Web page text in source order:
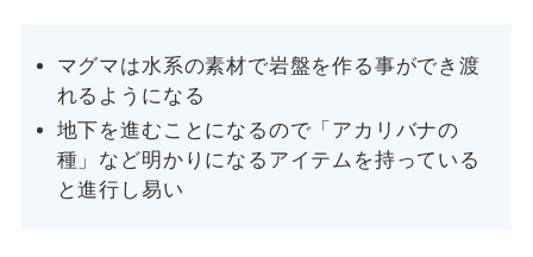
マグマは水系の素材で岩盤を作る事ができ渡
れるようになる
地下を進むことになるので「アカリバナの
種」など明かりになるアイテムを持っている
と進行し易い